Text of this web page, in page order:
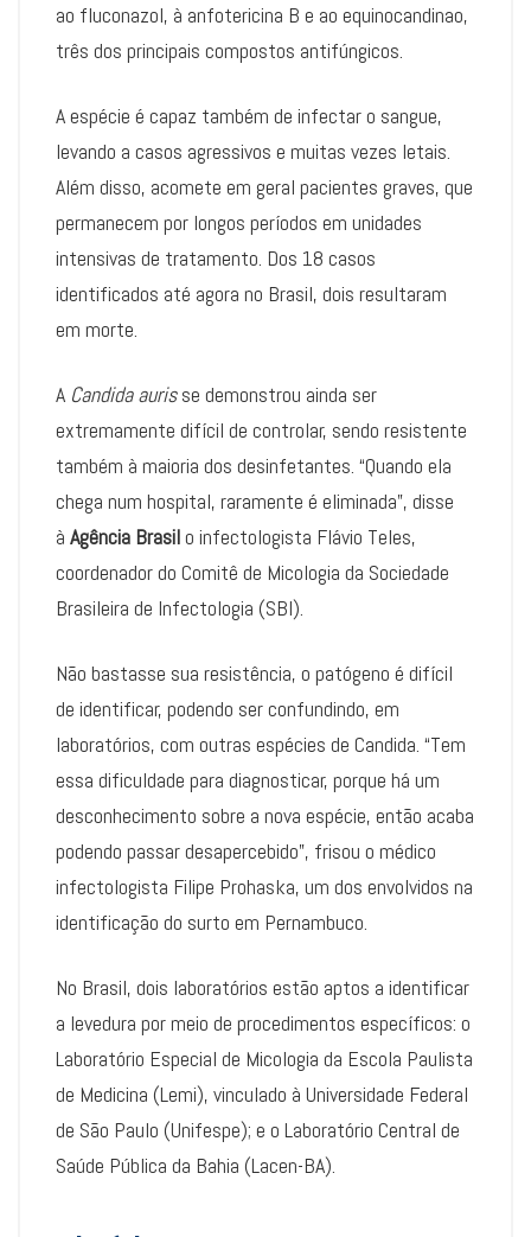
ao fluconazol, à anfotericina B e ao equinocandinao,
três dos principais compostos antifúngicos.
A espécie é capaz também de infectar o sangue,
levando a casos agressivos e muitas vezes letais.
Além disso, acomete em geral pacientes graves, que
permanecem por longos períodos em unidades
intensivas de tratamento. Dos 18 casos
identificados até agora no Brasil, dois resultaram
em morte.
A Candida aurisse demonstrou ainda ser
extremamente difícil de controlar, sendo resistente
também à maioria dos desinfetantes. “Quando ela
chega num hospital, raramente é eliminada”, disse
à Agência Brasilo infectologista Flávio Teles,
coordenador do Comitê de Micologia da Sociedade
Brasileira de Infectologia (SBI).
Não bastasse sua resistência, o patógeno é difícil
de identificar, podendo ser confundindo, em
laboratórios, com outras espécies de Candida. “Tem
essa dificuldade para diagnosticar, porque há um
desconhecimento sobre a nova espécie, então acaba
podendo passar desapercebido”, frisou o médico
infectologista Filipe Prohaska, um dos envolvidos na
identificação do surto em Pernambuco.
No Brasil, dois laboratórios estão aptos a identificar
a levedura por meio de procedimentos específicos: o
Laboratório Especial de Micologia da Escola Paulista
de Medicina (Lemi), vinculado à Universidade Federal
de São Paulo (Unifespe); e o Laboratório Central de
Saúde Pública da Bahia (Lacen-BA).